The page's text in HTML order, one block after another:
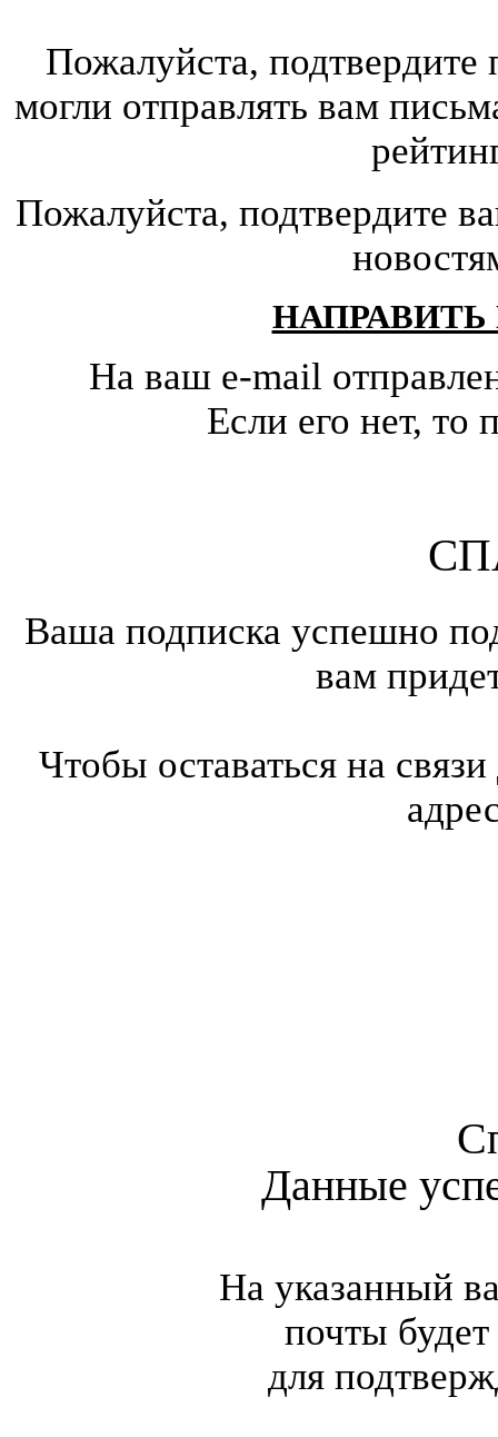
Пожалуйста,
могли отправлять вам
Пожалуйста, подтвердите
На ваш e-mail
Если его нет,
Ваша подписка успешно
вам
Чтобы оставаться на
Данные
На указанный
почты
для